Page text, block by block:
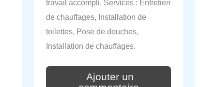
travail accompli. Services : Entretien
de chauffages, Installation de
toilettes, Pose de douches,
Installation de chauffages.
Ajouter un